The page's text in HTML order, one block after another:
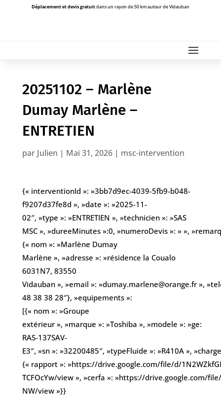
Déplacement et devis gratuitdans un rayon de 50 km autour de Vidauban
20251102 – Marlène
Dumay Marlène –
ENTRETIEN
par Julien | Mai 31, 2026| msc-intervention
{« interventionId »: »3bb7d9ec-4039-5fb9-b048-
f9207d37fe8d », »date »: »2025-11-
02″, »type »: »ENTRETIEN », »technicien »: »SAS
MSC », »dureeMinutes »:0, »numeroDevis »: » »,
{« nom »: »Marlène Dumay
Marlène », »adresse »: »résidence la Coualo
6031N7, 83550
Vidauban », »email »: »dumay.marlene@orange.fr »,
48 38 38 28″}, »equipements »:
[{« nom »: »Groupe
extérieur », »marque »: »Toshiba », »modele »: »ge:
RAS-137SAV-
E3″, »sn »: »32200485″, »typeFluide »: »R410A »,
{« rapport »: »https://drive.google.com/file/d/
TCFOcYw/view », »cerfa »: »https://drive.google.com/
NW/view »}}